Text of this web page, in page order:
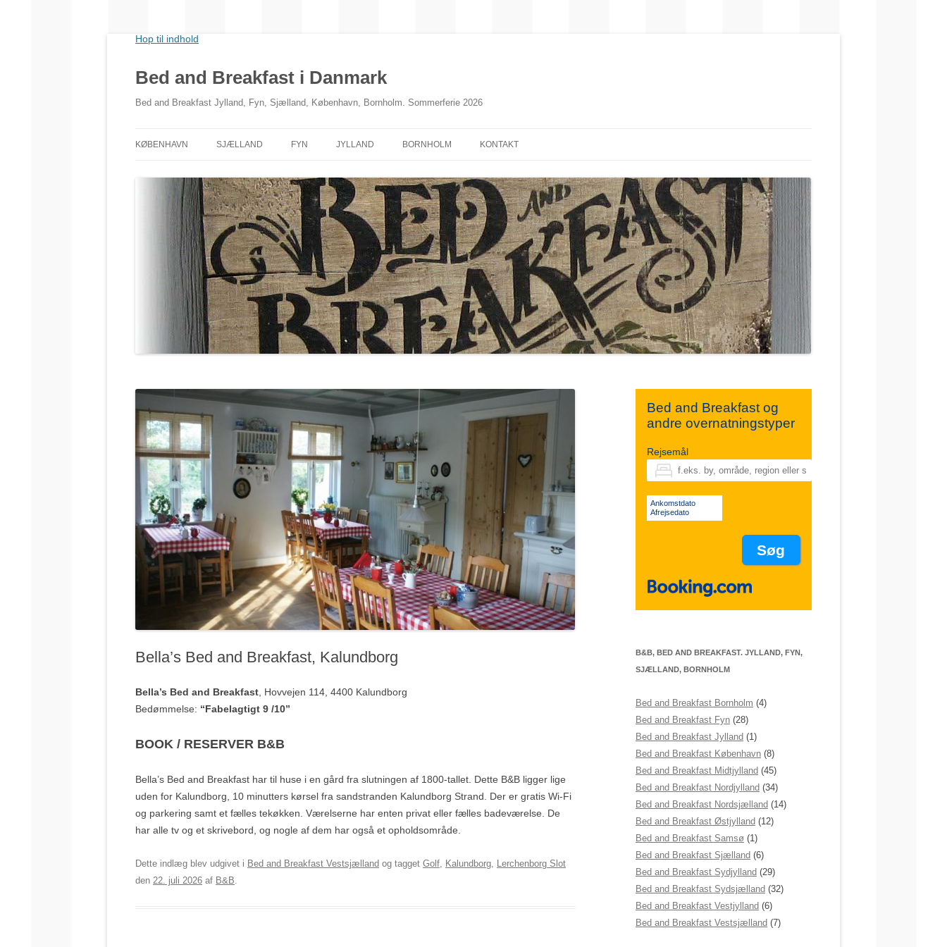
Hop til indhold
Bed and Breakfast i Danmark
Bed and Breakfast Jylland, Fyn, Sjælland, København, Bornholm. Sommerferie 2026
KØBENHAVN SJÆLLAND
VESTSJÆLLAND
SYDSJÆLLAND
FYN JYLLAND
MIDTJYLLAND
ØSTJYLLAND
SØNDERJYLLAND
BORNHOLM KONTAKT
Bella’s Bed and Breakfast, Kalundborg
Bella’s Bed and Breakfast , Hovvejen 114, 4400 Kalundborg
Bedømmelse: “Fabelagtigt 9 /10”
BOOK / RESERVER B&B
Bella’s Bed and Breakfast har til huse i en gård fra slutningen af 1800-tallet. Dette B&B ligger lige
uden for Kalundborg, 10 minutters kørsel fra sandstranden Kalundborg Strand. Der er gratis Wi-Fi
og parkering samt et fælles tekøkken. Værelserne har enten privat eller fælles badeværelse. De
har alle tv og et skrivebord, og nogle af dem har også et opholdsområde.
Dette indlæg blev udgivet i Bed and Breakfast Vestsjælland og tagget Golf, Kalundborg, Lerchenborg Slot
den 22. juli 2026 af B&B.
Bed and Breakfast og
andre overnatningstyper
Rejsemål
Ankomstdato
Afrejsedato
B&B, BED AND BREAKFAST. JYLLAND, FYN,
SJÆLLAND, BORNHOLM
Bed and Breakfast Bornholm (4)
Bed and Breakfast Fyn (28)
Bed and Breakfast Jylland (1)
Bed and Breakfast København (8)
Bed and Breakfast Midtjylland (45)
Bed and Breakfast Nordjylland (34)
Bed and Breakfast Nordsjælland (14)
Bed and Breakfast Østjylland (12)
Bed and Breakfast Samsø (1)
Bed and Breakfast Sjælland (6)
Bed and Breakfast Sydjylland (29)
Bed and Breakfast Sydsjælland (32)
Bed and Breakfast Vestjylland (6)
Bed and Breakfast Vestsjælland (7)